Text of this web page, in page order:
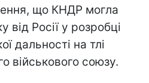
що КНДР могла
від Росії у розробці
дальності на тлі
військового союзу.